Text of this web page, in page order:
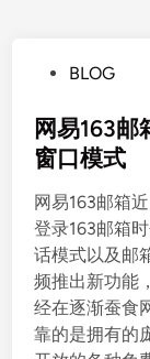
s
t
d
i
n
BLOG
网易163
窗口模式
网易163邮箱
登录163邮箱
话模式以及邮
频推出新功能
经在逐渐蚕食
靠的是拥有的